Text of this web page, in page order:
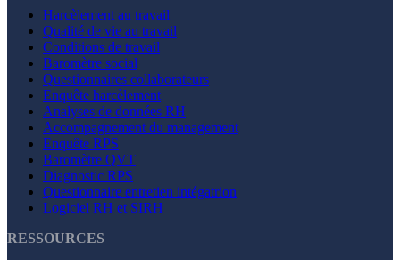
Harcèlement au travail
Qualité de vie au travail
Conditions de travail
Baromètre social
Questionnaires collaborateurs
Enquête harcèlement
Analyses de données RH
Accompagnement du management
Enquête RPS
Baromètre QVT
Diagnostic RPS
Questionnaire entretien intégatrion
Logiciel RH et SIRH
RESSOURCES